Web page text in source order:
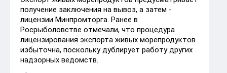
получение заключения на вывоз, а затем -
лицензии Минпромторга. Ранее в
Росрыболовстве отмечали, что процедура
лицензирования экспорта живых морепродуктов
избыточна, поскольку дублирует работу других
надзорных ведомств.